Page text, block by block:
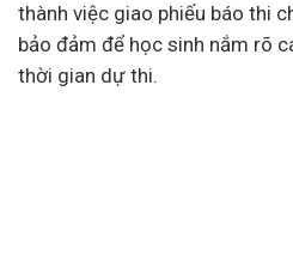
thành việc giao phiếu báo thi
bảo đảm để học sinh nắm rõ
thời gian dự thi.